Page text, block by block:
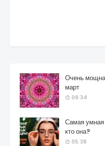
Очень
март
09:34
Самая
кто она?
05:38